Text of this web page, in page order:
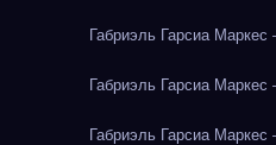
Габриэль Гарсиа
Габриэль Гарсиа
Габриэль Гарсиа